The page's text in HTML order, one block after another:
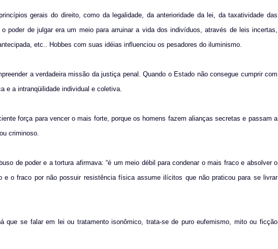
gerais do direito, como da legalidade, da anterioridade da lei, da taxatividade das
poder de julgar era um meio para arruinar a vida dos indivíduos, através de leis incertas,
etc.. Hobbes com suas idéias influenciou os pesadores do iluminismo.
a verdadeira missão da justiça penal. Quando o Estado não consegue cumprir com
e a intranqüilidade individual e coletiva.
força para vencer o mais forte, porque os homens fazem alianças secretas e passam a
criminoso.
de poder e a tortura afirmava: “é um meio débil para condenar o mais fraco e absolver o
o fraco por não possuir resistência física assume ilícitos que não praticou para se livrar
que se falar em lei ou tratamento isonômico, trata-se de puro eufemismo, mito ou ficção